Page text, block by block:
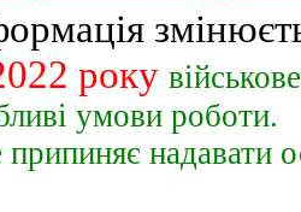
року
умови роботи.
припиняє надавати